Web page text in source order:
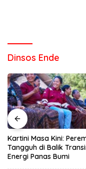
Dinsos Ende
Kartini Masa Kini:
Tangguh di Balik
Energi Panas Bumi